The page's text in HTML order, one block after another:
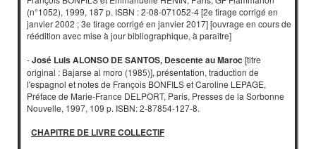
(n°1052), 1999, 187 p. ISBN : 2-08-071052-4 [2e tirage corrigé en
janvier 2002 ; 3e tirage corrigé en janvier 2017] [ouvrage en cours de
réédition avec mise à jour bibliographique, à paraître]
-José Luis ALONSO DE SANTOS, Descente au Maroc [titre
original : Bajarse al moro (1985)], présentation, traduction de
l'espagnol et notes de François BONFILS et Caroline LEPAGE,
Préface de Marie-France DELPORT, Paris, Presses de la Sorbonne
Nouvelle, 1997, 109 p. ISBN: 2-87854-127-8.
CHAPITRE DE LIVRE COLLECTIF